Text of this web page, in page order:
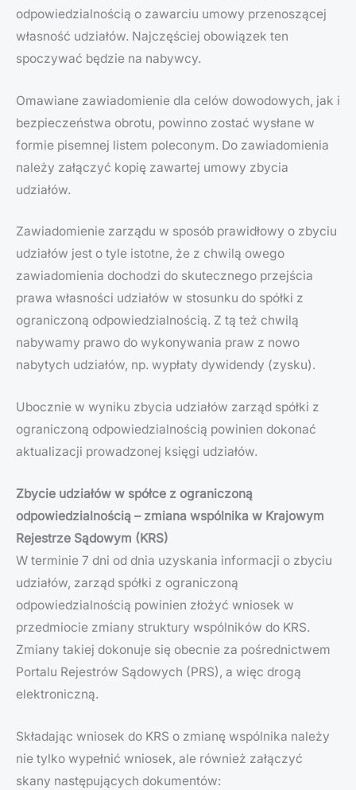
odpowiedzialnością o zawarciu umowy przenoszącej
własność udziałów. Najczęściej obowiązek ten
spoczywać będzie na nabywcy.
Omawiane zawiadomienie dla celów dowodowych, jak i
bezpieczeństwa obrotu, powinno zostać wysłane w
formie pisemnej listem poleconym. Do zawiadomienia
należy załączyć kopię zawartej umowy zbycia
udziałów.
Zawiadomienie zarządu w sposób prawidłowy o zbyciu
udziałów jest o tyle istotne, że z chwilą owego
zawiadomienia dochodzi do skutecznego przejścia
prawa własności udziałów w stosunku do spółki z
ograniczoną odpowiedzialnością. Z tą też chwilą
nabywamy prawo do wykonywania praw z nowo
nabytych udziałów, np. wypłaty dywidendy (zysku).
Ubocznie w wyniku zbycia udziałów zarząd spółki z
ograniczoną odpowiedzialnością powinien dokonać
aktualizacji prowadzonej księgi udziałów.
Zbycie udziałów w spółce z ograniczoną
odpowiedzialnością – zmiana wspólnika w Krajowym
Rejestrze Sądowym (KRS)
W terminie 7 dni od dnia uzyskania informacji o zbyciu
udziałów, zarząd spółki z ograniczoną
odpowiedzialnością powinien złożyć wniosek w
przedmiocie zmiany struktury wspólników do KRS.
Zmiany takiej dokonuje się obecnie za pośrednictwem
Portalu Rejestrów Sądowych (PRS), a więc drogą
elektroniczną.
Składając wniosek do KRS o zmianę wspólnika należy
nie tylko wypełnić wniosek, ale również załączyć
skany następujących dokumentów: